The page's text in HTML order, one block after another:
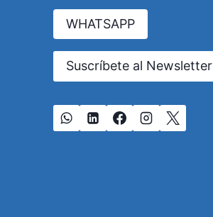
WHATSAPP
Suscríbete al Newsletter